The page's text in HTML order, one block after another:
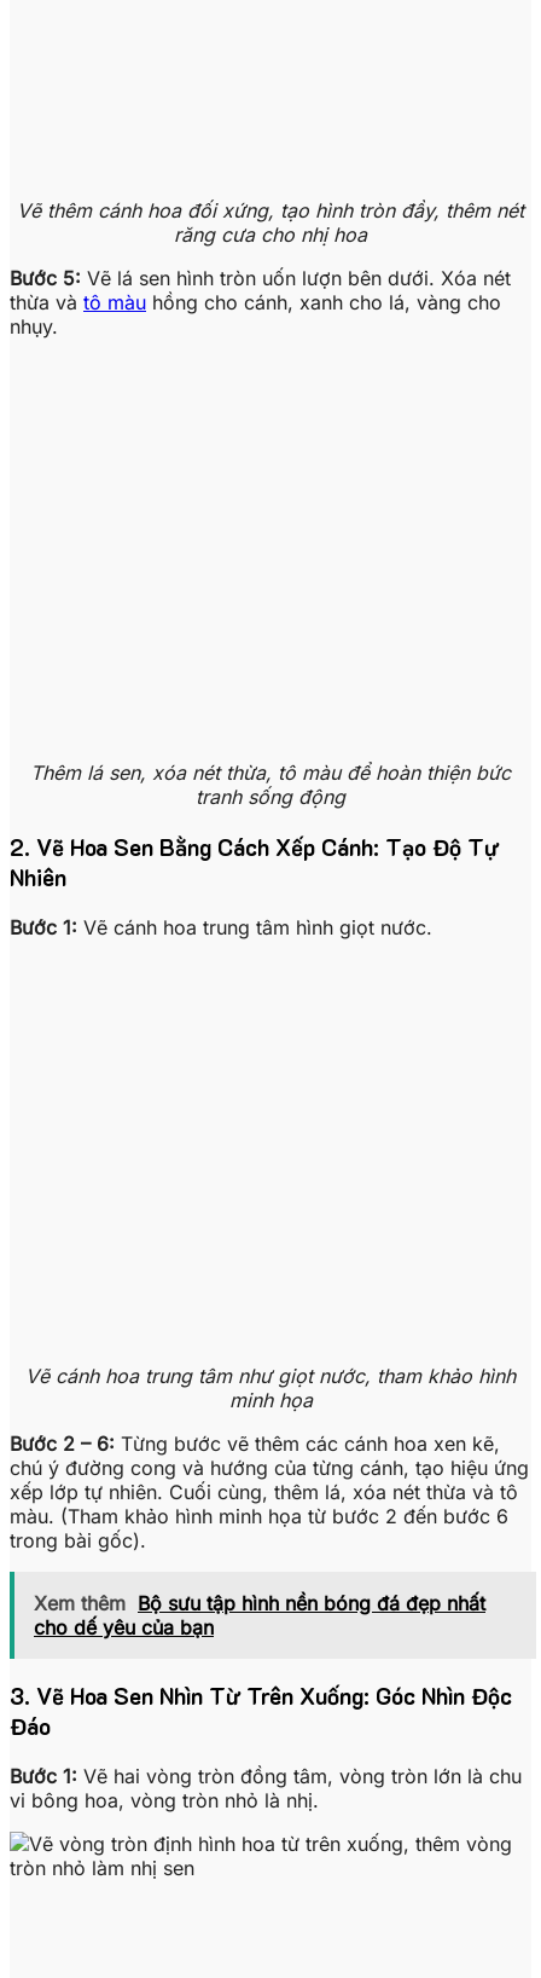
Vẽ thêm cánh hoa đối xứng, tạo hình tròn đầy, thêm nét
răng cưa cho nhị hoa
Bước 5: Vẽ lá sen hình tròn uốn lượn bên dưới. Xóa nét
thừa và tô màu hồng cho cánh, xanh cho lá, vàng cho
nhụy.
Thêm lá sen, xóa nét thừa, tô màu để hoàn thiện bức
tranh sống động
2. Vẽ Hoa Sen Bằng Cách Xếp Cánh: Tạo Độ Tự
Nhiên
Bước 1: Vẽ cánh hoa trung tâm hình giọt nước.
Vẽ cánh hoa trung tâm như giọt nước, tham khảo hình
minh họa
Bước 2 – 6: Từng bước vẽ thêm các cánh hoa xen kẽ,
chú ý đường cong và hướng của từng cánh, tạo hiệu ứng
xếp lớp tự nhiên. Cuối cùng, thêm lá, xóa nét thừa và tô
màu. (Tham khảo hình minh họa từ bước 2 đến bước 6
trong bài gốc).
Xem thêm Bộ sưu tập hình nền bóng đá đẹp nhất
cho dế yêu của bạn
3. Vẽ Hoa Sen Nhìn Từ Trên Xuống: Góc Nhìn Độc
Đáo
Bước 1: Vẽ hai vòng tròn đồng tâm, vòng tròn lớn là chu
vi bông hoa, vòng tròn nhỏ là nhị.